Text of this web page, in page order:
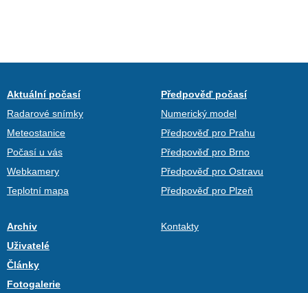
Aktuální počasí
Radarové snímky
Meteostanice
Počasí u vás
Webkamery
Teplotní mapa
Předpověď počasí
Numerický model
Předpověď pro Prahu
Předpověď pro Brno
Předpověď pro Ostravu
Předpověď pro Plzeň
Archiv
Uživatelé
Články
Fotogalerie
Kontakty